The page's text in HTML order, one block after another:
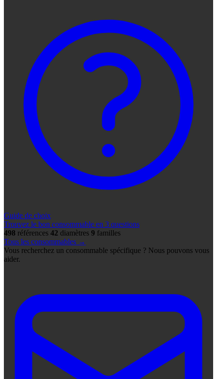
Guide de choix
Trouvez le bon consommable en 3 questions
498 références 42 diamètres 9 familles
Tous les consommables →
Vous recherchez un consommable spécifique ? Nous pouvons vous
aider.